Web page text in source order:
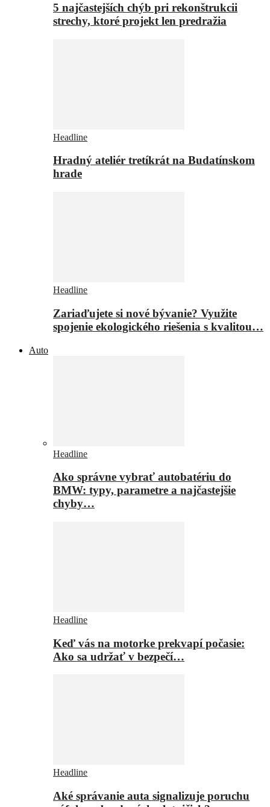
5 najčastejších chýb pri rekonštrukcii
strechy, ktoré projekt len predražia
Headline
Hradný ateliér tretíkrát na Budatínskom
hrade
Headline
Zariaďujete si nové bývanie? Využite
spojenie ekologického riešenia s kvalitou…
Auto
Headline
Ako správne vybrať autobatériu do
BMW: typy, parametre a najčastejšie
chyby…
Headline
Keď vás na motorke prekvapí počasie:
Ako sa udržať v bezpečí…
Headline
Aké správanie auta signalizuje poruchu